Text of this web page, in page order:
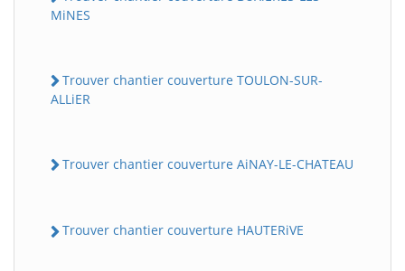
MiNES
Trouver chantier couverture TOULON-SUR-
ALLiER
Trouver chantier couverture AiNAY-LE-CHATEAU
Trouver chantier couverture HAUTERiVE